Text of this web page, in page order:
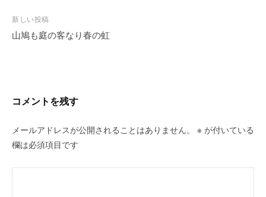
ビ
ゲ
ン
新しい投稿
山鳩も庭の客なり春の虹
コメントを残す
メールアドレスが公開されることはありません。 ※ が付いている
欄は必須項目です